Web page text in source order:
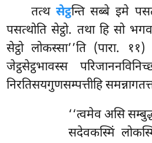
तत्थ सेट्ठन्ति सब्बे इमे
पसत्थोति सेट्ठो. तथा हि सो
सेट्ठो लोकस्सा’’ति (पारा.
जेट्ठसेट्ठभावस्स
निरतिसयगुणसम्पत्तीहि
‘‘त्वमेव असि
सदेवकस्मिं